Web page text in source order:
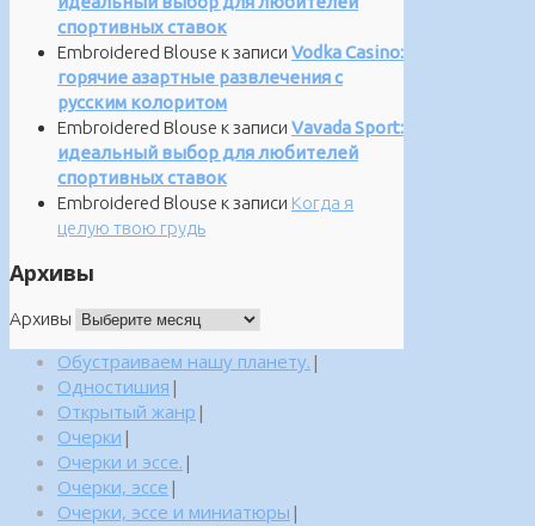
спортивных ставок
Embroidered Blouse к записи Vodka Casino:
горячие азартные развлечения с
русским колоритом
Embroidered Blouse к записи Vavada Sport:
идеальный выбор для любителей
спортивных ставок
Embroidered Blouse к записи Когда я
целую твою грудь
Архивы
Архивы
Обустраиваем нашу планету. |
Одностишия |
Открытый жанр |
Очерки |
Очерки и эссе. |
Очерки, эссе |
Очерки, эссе и миниатюры |